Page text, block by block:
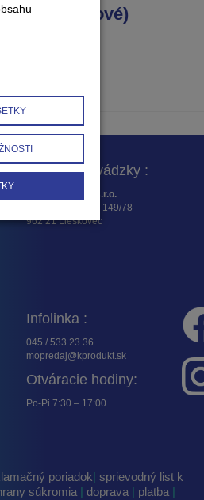
(vinylové)
Adresa prevádzky :
K -Produkt SK, s.r.o.
Lieskovská cesta 149/78
962 21 Lieskovec
Infolinka :
045 / 533 23 36
mopredaj@kprodukt.sk
Otváracie hodiny:
Po-Pi 7:30 – 17:00
poriadok| sprievodný list k
súkromia | doprava | platba |